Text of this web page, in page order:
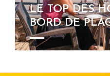
LE TOP DES
BORD DE